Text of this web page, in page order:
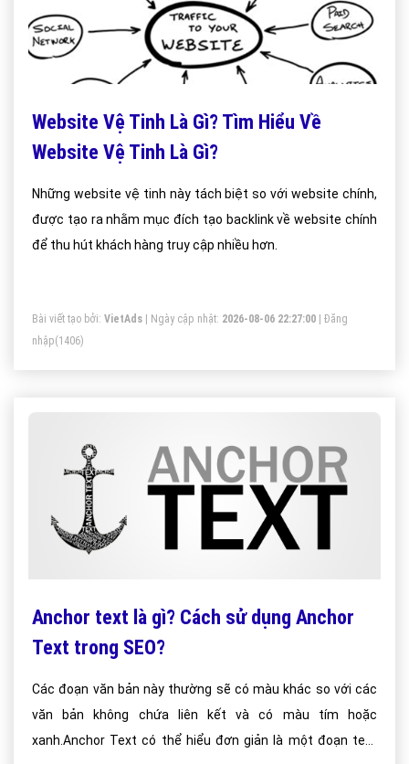
Website Vệ Tinh Là Gì? Tìm Hiểu Về
Website Vệ Tinh Là Gì?
Những website vệ tinh này tách biệt so với website chính,
được tạo ra nhằm mục đích tạo backlink về website chính
để thu hút khách hàng truy cập nhiều hơn.
Bài viết tạo bởi: VietAds | Ngày cập nhật: 2026-08-06 22:27:00
Đăng
nhập(1406)
Anchor text là gì? Cách sử dụng Anchor
Text trong SEO?
Các đoạn văn bản này thường sẽ có màu khác so với các
văn bản không chứa liên kết và có màu tím hoặc
xanh.Anchor Text có thể hiểu đơn giản là một đoạn text